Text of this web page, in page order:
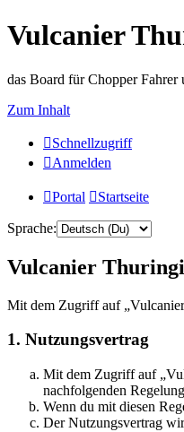
Vulcanier
das Board für Chopper
Zum Inhalt
Schnellzugriff
Anmelden
Portal Startseite
Sprache:
Vulcanier
Mit dem Zugriff auf
1. Nutzungsvertrag
Mit dem Zugriff auf
nachfolgenden
Wenn du mit diesen
Der Nutzungsvertrag